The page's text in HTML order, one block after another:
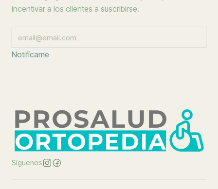
incentivar a los clientes a suscribirse.
Notifícame
Síguenos